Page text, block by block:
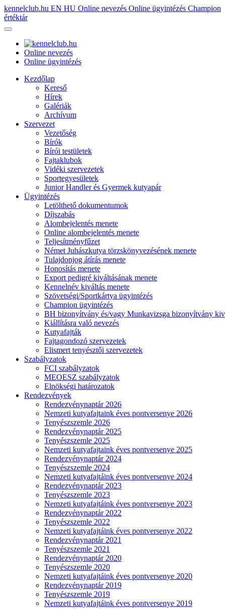
kennelclub.hu EN HU Online nevezés Online ügyintézés Champion
értéktár
Online nevezés
Online ügyintézés
Kezdőlap
Kereső
Hírek
Galériák
Archívum
Szervezet
Vezetőség
Bírók
Bírói testületek
Fajtaklubok
Vidéki szervezetek
Sportegyesületek
Junior Handler és Gyermek kutyapár
Ügyintézés
Letölthető dokumentumok
Díjszabás
Alombejelentés menete
Online alombejelentés menete
Teljesítményfűzet
Német Juhászkutya törzskönyvezésének menete
Tulajdonjog átírás menete
Honosítás menete
Export pedigré kiváltásának menete
Kennelnév kiváltás menete
Szövetségi/Sportkártya ügyintézés
Champion ügyintézés
BH bizonyítvány és/vagy Munkavizsga bizonyítvány
Kiállításra való nevezés
Kutyafajták
Fajtagondozó szervezetek
Elismert tenyésztői szervezetek
Szabályzatok
FCI szabályzatok
MEOESZ szabályzatok
Elnökségi határozatok
Rendezvények
Rendezvénynaptár 2026
Nemzeti kutyafajtaink éves pontversenye 2026
Tenyészszemle 2026
Rendezvénynaptár 2025
Tenyészszemle 2025
Nemzeti kutyafajtaink éves pontversenye 2025
Rendezvénynaptár 2024
Tenyészszemle 2024
Nemzeti kutyafajtáink éves pontversenye 2024
Rendezvénynaptár 2023
Tenyészszemle 2023
Nemzeti kutyafajtáink éves pontversenye 2023
Rendezvénynaptár 2022
Tenyészszemle 2022
Nemzeti kutyafajtáink éves pontversenye 2022
Rendezvénynaptár 2021
Tenyészszemle 2021
Rendezvénynaptár 2020
Tenyészszemle 2020
Nemzeti kutyafajtáink éves pontversenye 2020
Rendezvénynaptár 2019
Tenyészszemle 2019
Nemzeti kutyafajtáink éves pontversenye 2019